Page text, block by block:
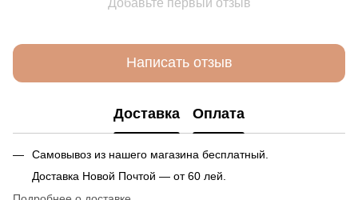
Написать отзыв
Доставка Оплата
Самовывоз из нашего магазина бесплатный.
Доставка Новой Почтой — от 60 лей.